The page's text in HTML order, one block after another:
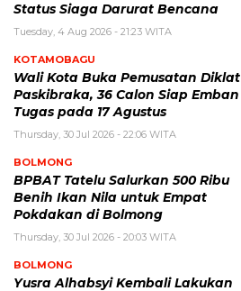
Status Siaga Darurat Bencana
Tuesday, 4 Aug 2026 - 21:23 WITA
KOTAMOBAGU
Wali Kota Buka Pemusatan Diklat
Paskibraka, 36 Calon Siap Emban
Tugas pada 17 Agustus
Thursday, 30 Jul 2026 - 22:06 WITA
BOLMONG
BPBAT Tatelu Salurkan 500 Ribu
Benih Ikan Nila untuk Empat
Pokdakan di Bolmong
Thursday, 30 Jul 2026 - 20:03 WITA
BOLMONG
Yusra Alhabsyi Kembali Lakukan